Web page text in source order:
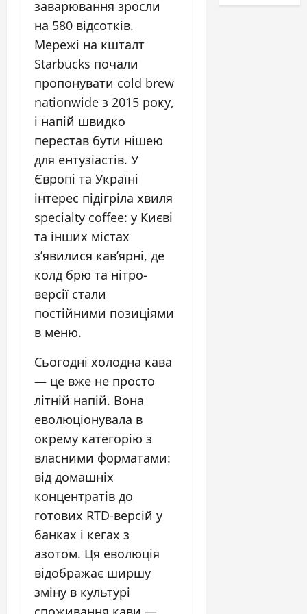
заварювання зросли
на 580 відсотків.
Мережі на кшталт
Starbucks почали
пропонувати cold brew
nationwide з 2015 року,
і напій швидко
перестав бути нішею
для ентузіастів. У
Європі та Україні
інтерес підігріла хвиля
specialty coffee: у Києві
та інших містах
з’явилися кав’ярні, де
колд брю та нітро-
версії стали
постійними позиціями
в меню.
Сьогодні холодна кава
— це вже не просто
літній напій. Вона
еволюціонувала в
окрему категорію з
власними форматами:
від домашніх
концентратів до
готових RTD-версій у
банках і кегах з
азотом. Ця еволюція
відображає ширшу
зміну в культурі